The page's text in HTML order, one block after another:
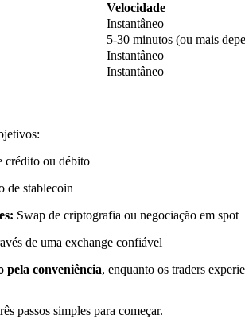
Velocidade
Instantâneo
5-30 minutos (ou mais
Instantâneo
Instantâneo
crédito ou débito
de stablecoin
Swap de criptografia ou negociação em spot
de uma exchange confiável
pela conveniência, enquanto os traders
passos simples para começar.